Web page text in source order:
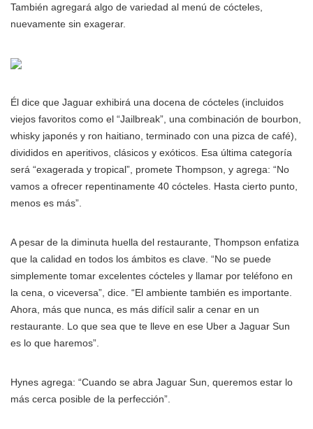
También agregará algo de variedad al menú de cócteles,
nuevamente sin exagerar.
Él dice que Jaguar exhibirá una docena de cócteles (incluidos
viejos favoritos como el “Jailbreak”, una combinación de bourbon,
whisky japonés y ron haitiano, terminado con una pizca de café),
divididos en aperitivos, clásicos y exóticos. Esa última categoría
será “exagerada y tropical”, promete Thompson, y agrega: “No
vamos a ofrecer repentinamente 40 cócteles. Hasta cierto punto,
menos es más”.
A pesar de la diminuta huella del restaurante, Thompson enfatiza
que la calidad en todos los ámbitos es clave. “No se puede
simplemente tomar excelentes cócteles y llamar por teléfono en
la cena, o viceversa”, dice. “El ambiente también es importante.
Ahora, más que nunca, es más difícil salir a cenar en un
restaurante. Lo que sea que te lleve en ese Uber a Jaguar Sun
es lo que haremos”.
Hynes agrega: “Cuando se abra Jaguar Sun, queremos estar lo
más cerca posible de la perfección”.